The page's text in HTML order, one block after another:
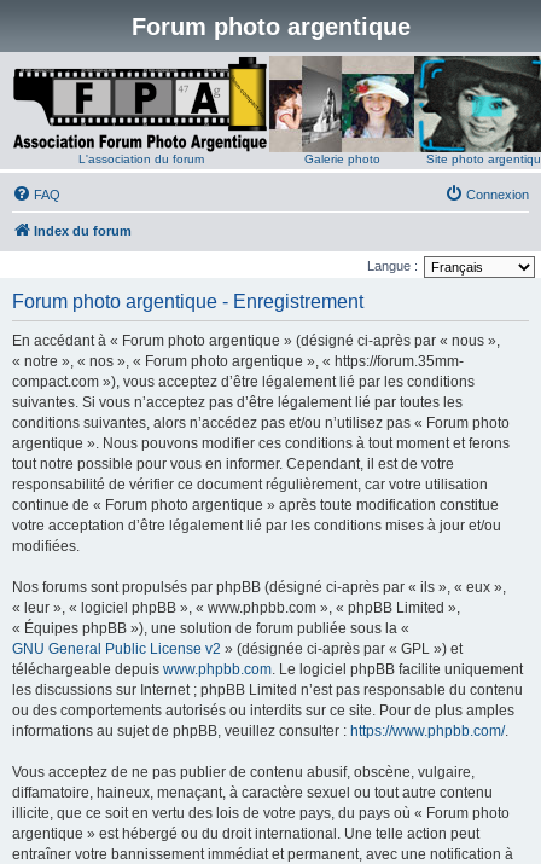
Forum photo argentique
L'association du forum Galerie photo Site photo
FAQ Connexion
Index du forum
Langue :
Forum photo argentique - Enregistrement
En accédant à « Forum photo argentique » (désigné ci-après par « nous »,
« notre », « nos », « Forum photo argentique », « https://forum.35mm-
compact.com »), vous acceptez d’être légalement lié par les conditions
suivantes. Si vous n’acceptez pas d’être légalement lié par toutes les
conditions suivantes, alors n’accédez pas et/ou n’utilisez pas « Forum photo
argentique ». Nous pouvons modifier ces conditions à tout moment et ferons
tout notre possible pour vous en informer. Cependant, il est de votre
responsabilité de vérifier ce document régulièrement, car votre utilisation
continue de « Forum photo argentique » après toute modification constitue
votre acceptation d’être légalement lié par les conditions mises à jour et/ou
modifiées.
Nos forums sont propulsés par phpBB (désigné ci-après par « ils », « eux »,
« leur », « logiciel phpBB », « www.phpbb.com », « phpBB Limited »,
« Équipes phpBB »), une solution de forum publiée sous la «
GNU General Public License v2 » (désignée ci-après par « GPL ») et
téléchargeable depuis www.phpbb.com. Le logiciel phpBB facilite uniquement
les discussions sur Internet ; phpBB Limited n’est pas responsable du contenu
ou des comportements autorisés ou interdits sur ce site. Pour de plus amples
informations au sujet de phpBB, veuillez consulter : https://www.phpbb.com/.
Vous acceptez de ne pas publier de contenu abusif, obscène, vulgaire,
diffamatoire, haineux, menaçant, à caractère sexuel ou tout autre contenu
illicite, que ce soit en vertu des lois de votre pays, du pays où « Forum photo
argentique » est hébergé ou du droit international. Une telle action peut
entraîner votre bannissement immédiat et permanent, avec une notification à